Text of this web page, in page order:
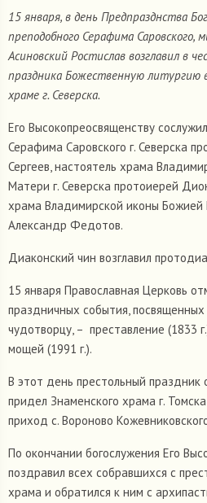
15 января, в день Предпразднства
преподобного Серафима Саровского,
Асиновский Ростислав возглавил в
праздника Божественную литургию
храме г. Северска.
Его Высокопреосвященству
Серафима Саровского г. Северска
Сергеев, настоятель храма
Матери г. Северска протоиерей
храма Владимирской иконы Божией
Александр Федотов.
Диаконский чин возглавил
15 января Православная Церковь
праздничных события,
чудотворцу, – преставление (1833
мощей (1991 г.).
В этот день престольный
придел Знаменского храма г.
приход с. Вороново
По окончании богослужения Его
поздравил всех собравшихся с
храма и обратился к ним с